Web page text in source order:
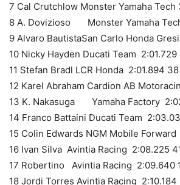
7 Cal Crutchlow Monster Yamaha Tech
8 A. Dovizioso Monster Yamaha
9 Alvaro BautistaSan Carlo Honda
10 Nicky Hayden Ducati Team 2:01.729
11 Stefan Bradl LCR Honda 2:01.894 38
12 Karel Abraham Cardion AB
13 K. Nakasuga Yamaha Factory
14 Franco Battaini Ducati Team
15 Colin Edwards NGM Mobile Forward
16 Ivan Silva Avintia Racing 2:08.225
17 Robertino Avintia Racing 2:09.640
18 Jordi Torres Avintia Racing 2:10.184